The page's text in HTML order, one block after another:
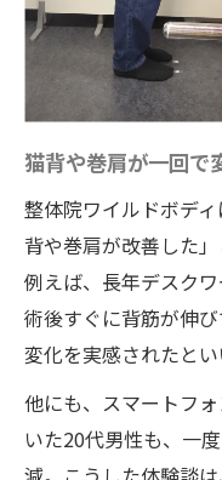
ローチ
健康と美容が
整体院ワイ
美しい姿勢
由
猫背・巻肩
施術後に感
姿勢矯正が
猫背や巻肩が一回で
整体院ワイルドボデ
背や巻肩が改善した
例えば、長年デスク
術後すぐに背筋が伸
変化を実感されたとい
他にも、スマートフ
いた20代男性も、一